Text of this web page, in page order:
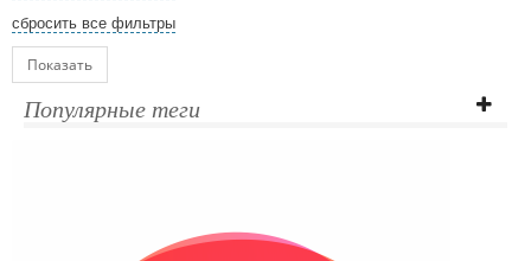
сбросить все фильтры
Показать
Популярные теги